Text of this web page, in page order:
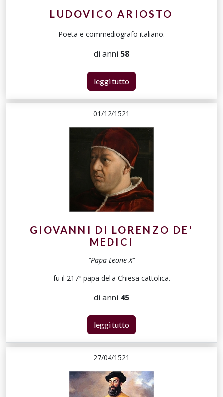
LUDOVICO ARIOSTO
Poeta e commediografo italiano.
di anni 58
leggi tutto
01/12/1521
GIOVANNI DI LORENZO DE'
MEDICI
"Papa Leone X"
fu il 217º papa della Chiesa cattolica.
di anni 45
leggi tutto
27/04/1521